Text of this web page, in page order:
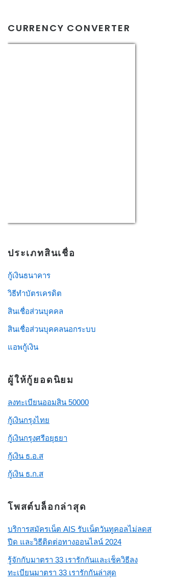
CURRENCY CONVERTER
ประเภทสินเชื่อ
กู้เงินธนาคาร
วิธีทําบัตรเครดิต
สินเชื่อส่วนบุคคล
สินเชื่อส่วนบุคคลนอกระบบ
แอพกู้เงิน
ผู้ให้กู้ยอดนิยม
ลงทะเบียนออมสิน 50000
กู้เงินกรุงไทย
กู้เงินกรุงศรีอยุธยา
กู้เงิน ธ.อ.ส
กู้เงิน ธ.ก.ส
โพสต์บล็อกล่าสุด
บริการสมัครเน็ต AIS รับเน็ตวันทูคอลไม่ลดส
ปีด และวิธีติดต่อทางออนไลน์ 2024
รู้จักกับมาตรา 33 เรารักกันและเช็ควิธีลง
ทะเบียนมาตรา 33 เรารักกันล่าสุด